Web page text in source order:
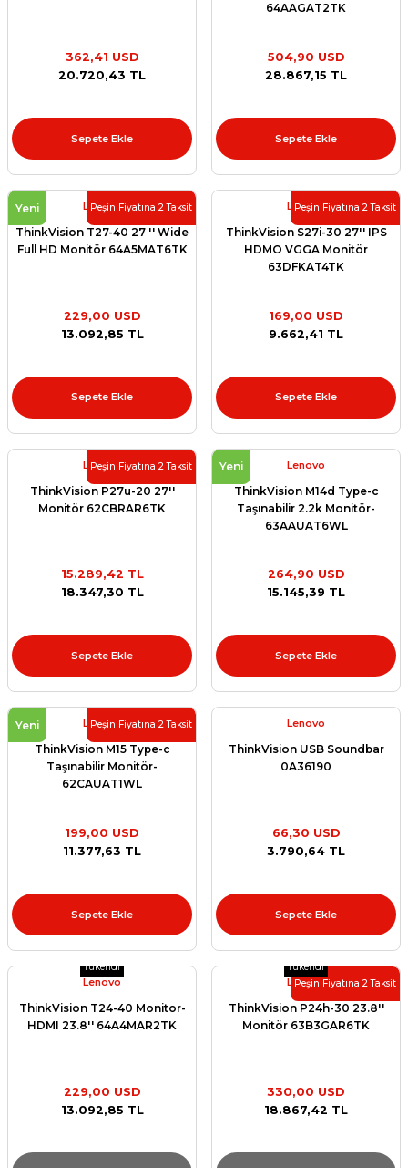
362,41 USD
20.720,43 TL
Sepete Ekle
64AAGAT2TK
504,90 USD
28.867,15 TL
Sepete Ekle
Yeni Peşin Fiyatına 2 Taksit
Lenovo
ThinkVision T27-40 27 '' Wide
Full HD Monitör 64A5MAT6TK
229,00 USD
13.092,85 TL
Sepete Ekle
Peşin Fiyatına 2 Taksit
Lenovo
ThinkVision S27i-30 27'' IPS
HDMO VGGA Monitör
63DFKAT4TK
169,00 USD
9.662,41 TL
Sepete Ekle
Peşin Fiyatına 2 Taksit
Lenovo
ThinkVision P27u-20 27''
Monitör 62CBRAR6TK
15.289,42 TL
18.347,30 TL
Sepete Ekle
Yeni Lenovo
ThinkVision M14d Type-c
Taşınabilir 2.2k Monitör-
63AAUAT6WL
264,90 USD
15.145,39 TL
Sepete Ekle
Yeni Peşin Fiyatına 2 Taksit
Lenovo
ThinkVision M15 Type-c
Taşınabilir Monitör-
62CAUAT1WL
199,00 USD
11.377,63 TL
Sepete Ekle
Lenovo
ThinkVision USB Soundbar
0A36190
66,30 USD
3.790,64 TL
Sepete Ekle
Tükendi
Lenovo
ThinkVision T24-40 Monitor-
HDMI 23.8'' 64A4MAR2TK
229,00 USD
13.092,85 TL
Tükendi
Peşin Fiyatına 2 Taksit
Lenovo
ThinkVision P24h-30 23.8''
Monitör 63B3GAR6TK
330,00 USD
18.867,42 TL